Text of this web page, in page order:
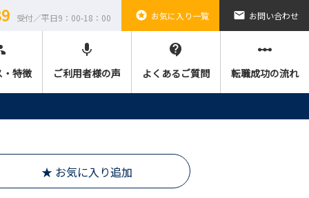
受付／平日9：00-18：00 stars お気に入り一覧 email お問い合わせ
・特徴
mic
ご利用者様の声
contact_support
よくあるご質問
linear_scale
転職成功の流れ
★ お気に入り追加